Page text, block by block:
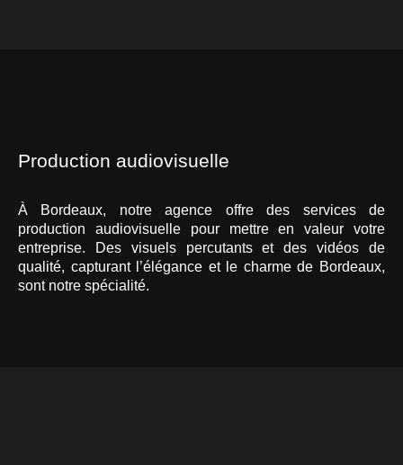
Production audiovisuelle
À Bordeaux, notre agence offre des services de
production audiovisuelle pour mettre en valeur votre
entreprise. Des visuels percutants et des vidéos de
qualité, capturant l’élégance et le charme de Bordeaux,
sont notre spécialité.